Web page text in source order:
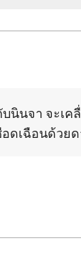
นินจา จะเค
ดเฉือนด้วย